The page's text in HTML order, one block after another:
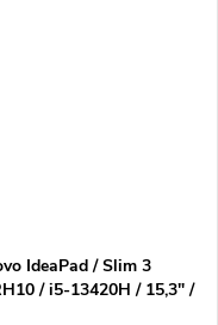
IdeaPad / Slim 3
/ i5-13420H / 15,3" /